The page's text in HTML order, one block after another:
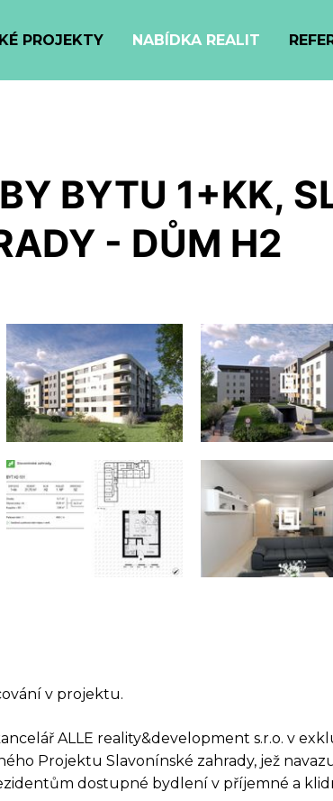
PROJEKTY NABÍDKA REALIT
BYTU 1+KK,
- DŮM H2
v projektu.
ALLE reality&development s.r.o. v
Projektu Slavonínské zahrady, jež
dostupné bydlení v příjemné a